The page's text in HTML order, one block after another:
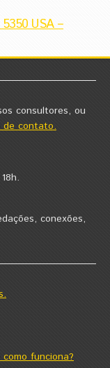
USA –
consultores, ou
de contato.
conexões,
funciona?